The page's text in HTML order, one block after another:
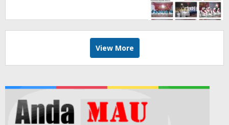
View More